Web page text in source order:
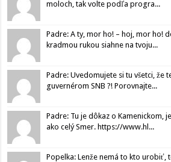
moloch, tak volte podľa progra...
Padre: A ty, mor ho! – hoj, mor ho!
kradmou rukou siahne na tvoju...
Padre: Uvedomujete si tu všetci, že
guvernérom SNB ?! Porovnajte...
Padre: Tu je dôkaz o Kamenickom,
ako celý Smer. https://www.hl...
Popelka: Lenže nemá to kto urobiť,